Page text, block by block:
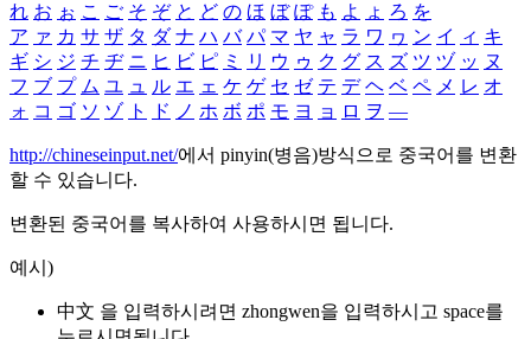
れ お ぉ こ ご そ ぞ と ど の ほ ぼ ぽ も よ ょ ろ を
ア ァ カ サ ザ タ ダ ナ ハ バ パ マ ヤ ャ ラ ワ ヮ ン イ ィ キ
ギ シ ジ チ ヂ ニ ヒ ビ ピ ミ リ ウ ゥ ク グ ス ズ ツ ヅ ッ ヌ
フ ブ プ ム ユ ュ ル エ ェ ケ ゲ セ ゼ テ デ ヘ ベ ペ メ レ オ
ォ コ ゴ ソ ゾ ト ド ノ ホ ボ ポ モ ヨ ョ ロ ヲ ―
http://chineseinput.net/에서 pinyin(병음)방식으로 중국어를 변환
할 수 있습니다.
변환된 중국어를 복사하여 사용하시면 됩니다.
예시)
中文 을 입력하시려면 zhongwen을 입력하시고 space를